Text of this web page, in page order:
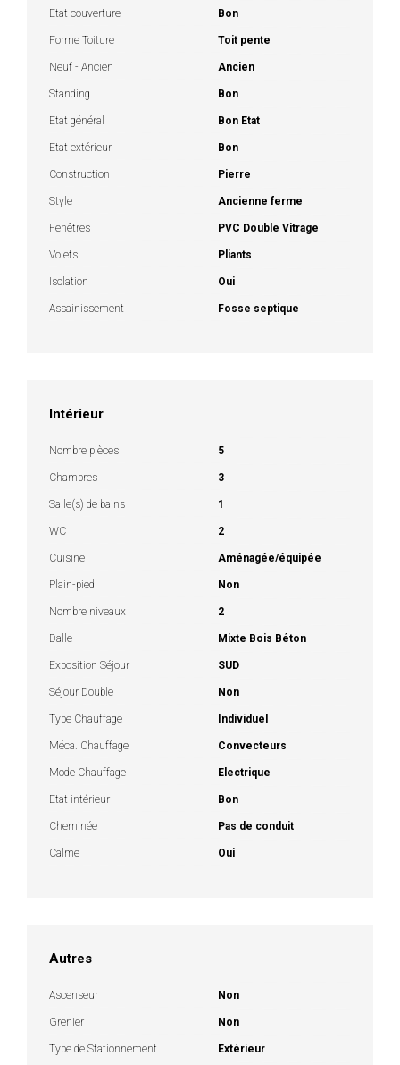
Etat couverture Bon
Forme Toiture Toit pente
Neuf - Ancien Ancien
Standing Bon
Etat général Bon Etat
Etat extérieur Bon
Construction Pierre
Style Ancienne ferme
Fenêtres PVC Double Vitrage
Volets Pliants
Isolation Oui
Assainissement Fosse septique
Intérieur
Nombre pièces 5
Chambres 3
Salle(s) de bains 1
WC 2
Cuisine Aménagée/équipée
Plain-pied Non
Nombre niveaux 2
Dalle Mixte Bois Béton
Exposition Séjour SUD
Séjour Double Non
Type Chauffage Individuel
Méca. Chauffage Convecteurs
Mode Chauffage Electrique
Etat intérieur Bon
Cheminée Pas de conduit
Calme Oui
Autres
Ascenseur Non
Grenier Non
Type de Stationnement Extérieur